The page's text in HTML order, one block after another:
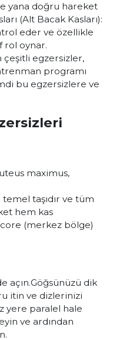
yana doğru hareket
(Alt Bacak Kasları):
eder ve özellikle
rol oynar.
çeşitli egzersizler,
programı
bu egzersizlere ve
maximus,
taşıdır ve tüm
hem kas
core (merkez bölge)
açın.Göğsünüzü dik
itin ve dizlerinizi
yere paralel hale
ve ardından